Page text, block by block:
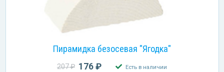
Пирамидка безосевая "Ягодка"
207 ₽ 176 ₽ Есть в наличии